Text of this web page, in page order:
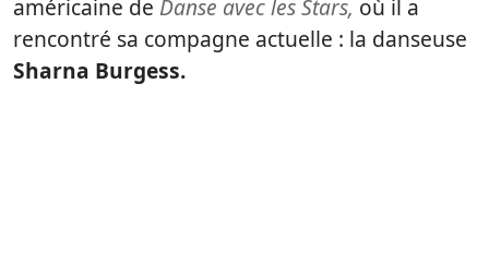
américaine de Danse avec les Stars, où il a
rencontré sa compagne actuelle : la danseuse
Sharna Burgess.